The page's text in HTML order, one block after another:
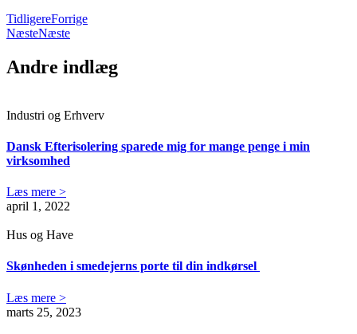
TidligereForrige
NæsteNæste
Andre indlæg
Industri og Erhverv
Dansk Efterisolering sparede mig for mange penge i min
virksomhed
Læs mere >
april 1, 2022
Hus og Have
Skønheden i smedejerns porte til din indkørsel
Læs mere >
marts 25, 2023